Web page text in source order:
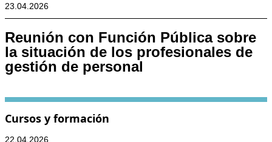
23.04.2026
Reunión con Función Pública sobre
la situación de los profesionales de
gestión de personal
Cursos y formación
22.04.2026